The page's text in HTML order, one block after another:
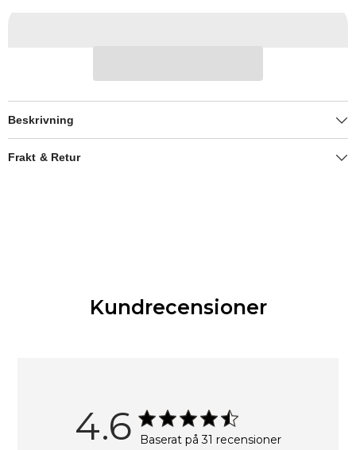
Beskrivning
Frakt & Retur
Kundrecensioner
4.6 Baserat på 31 recensioner